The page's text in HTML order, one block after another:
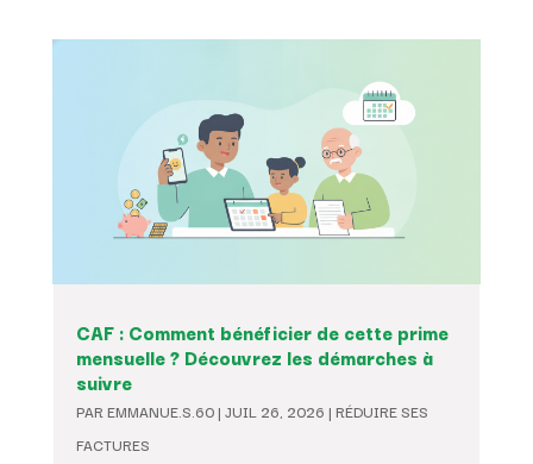
CAF : Comment bénéficier de cette prime
mensuelle ? Découvrez les démarches à
suivre
PAR EMMANUE.S.60| JUIL 26, 2026 | RÉDUIRE SES
FACTURES